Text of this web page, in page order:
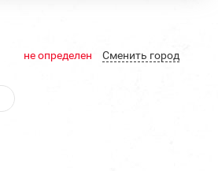
не определен Cменить город